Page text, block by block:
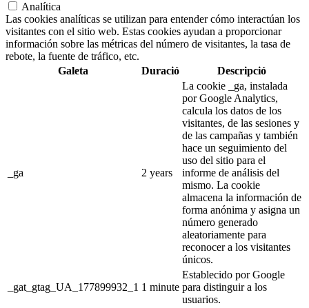
Analítica
Las cookies analíticas se utilizan para entender cómo interactúan los
visitantes con el sitio web. Estas cookies ayudan a proporcionar
información sobre las métricas del número de visitantes, la tasa de
rebote, la fuente de tráfico, etc.
Galeta
Duració Descripció
_ga 2 years
La cookie _ga, instalada
por Google Analytics,
calcula los datos de los
visitantes, de las sesiones y
de las campañas y también
hace un seguimiento del
uso del sitio para el
informe de análisis del
mismo. La cookie
almacena la información de
forma anónima y asigna un
número generado
aleatoriamente para
reconocer a los visitantes
únicos.
_gat_gtag_UA_177899932_1 1 minute
Establecido por Google
para distinguir a los
usuarios.